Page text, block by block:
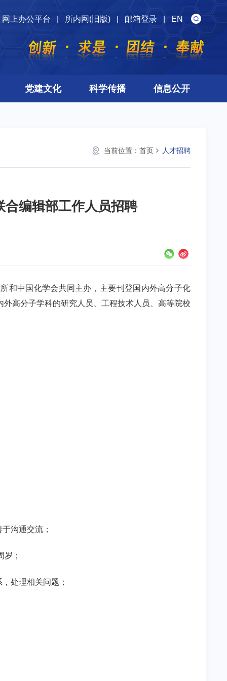
网上办公平台 所内网(旧版) 邮箱登录 |EN
党建文化 科学传播 信息公开
当前位置： 首页 人才招聘
编辑部工作人员招聘
和中国化学会共同主办，主要刊登国内外高分子化
高分子学科的研究人员、工程技术人员、高等院校
沟通交流；
岁；
处理相关问题；